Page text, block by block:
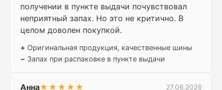
получении в пункте выдачи почувствовал
неприятный запах. Но это не критично. В
целом доволен покупкой.
+ Оригинальная продукция, качественные шины
− Запах при распаковке в пункте выдачи
Анна★★★★★ 27.06.2026